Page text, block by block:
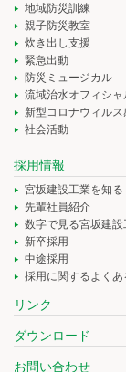
地域防災訓練
親子防災教室
炊き出し支援
緊急出動
防災ミュージカル
流域治水オフィシャ
新型コロナウィル
社会活動
採用情報
宮坂建設工業を知る
先輩社員紹介
数字で見る宮坂建設
新卒採用
中途採用
採用に関するよくあ
リンク
ダウンロード
お問い合わせ